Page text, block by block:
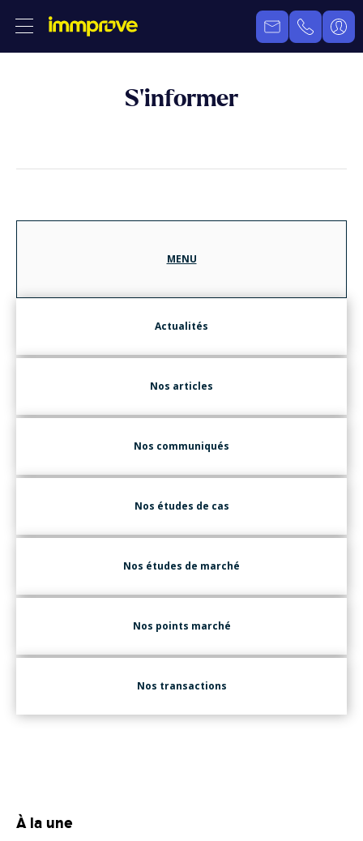
S’informer
À la une
MENU
Actualités
Nos articles
Nos communiqués
Nos études de cas
Nos études de marché
Nos points marché
Nos transactions